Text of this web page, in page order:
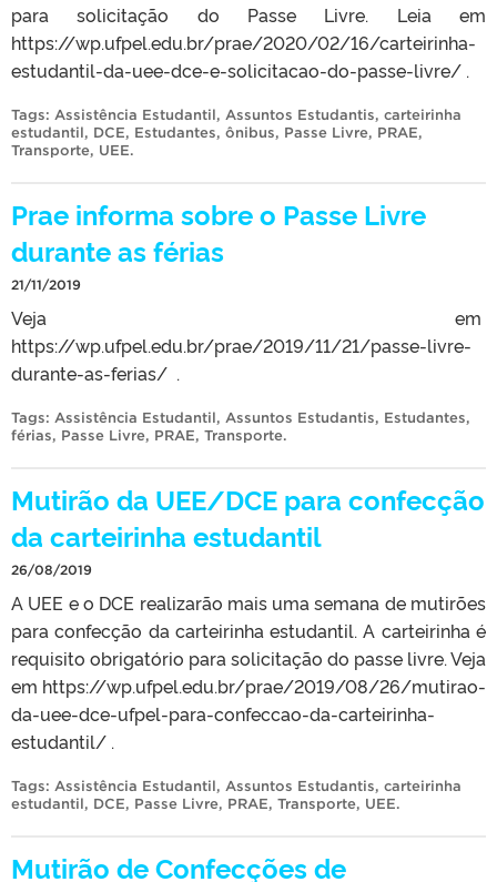
para solicitação do Passe Livre. Leia em
https://wp.ufpel.edu.br/prae/2020/02/16/carteirinha-
estudantil-da-uee-dce-e-solicitacao-do-passe-livre/ .
Tags: Assistência Estudantil, Assuntos Estudantis, carteirinha
estudantil, DCE, Estudantes, ônibus, Passe Livre, PRAE,
Transporte, UEE.
Prae informa sobre o Passe Livre
durante as férias
21/11/2019
Veja em
https://wp.ufpel.edu.br/prae/2019/11/21/passe-livre-
durante-as-ferias/ .
Tags: Assistência Estudantil, Assuntos Estudantis, Estudantes,
férias, Passe Livre, PRAE, Transporte.
Mutirão da UEE/DCE para confecção
da carteirinha estudantil
26/08/2019
A UEE e o DCE realizarão mais uma semana de mutirões
para confecção da carteirinha estudantil. A carteirinha é
requisito obrigatório para solicitação do passe livre. Veja
em https://wp.ufpel.edu.br/prae/2019/08/26/mutirao-
da-uee-dce-ufpel-para-confeccao-da-carteirinha-
estudantil/ .
Tags: Assistência Estudantil, Assuntos Estudantis, carteirinha
estudantil, DCE, Passe Livre, PRAE, Transporte, UEE.
Mutirão de Confecções de